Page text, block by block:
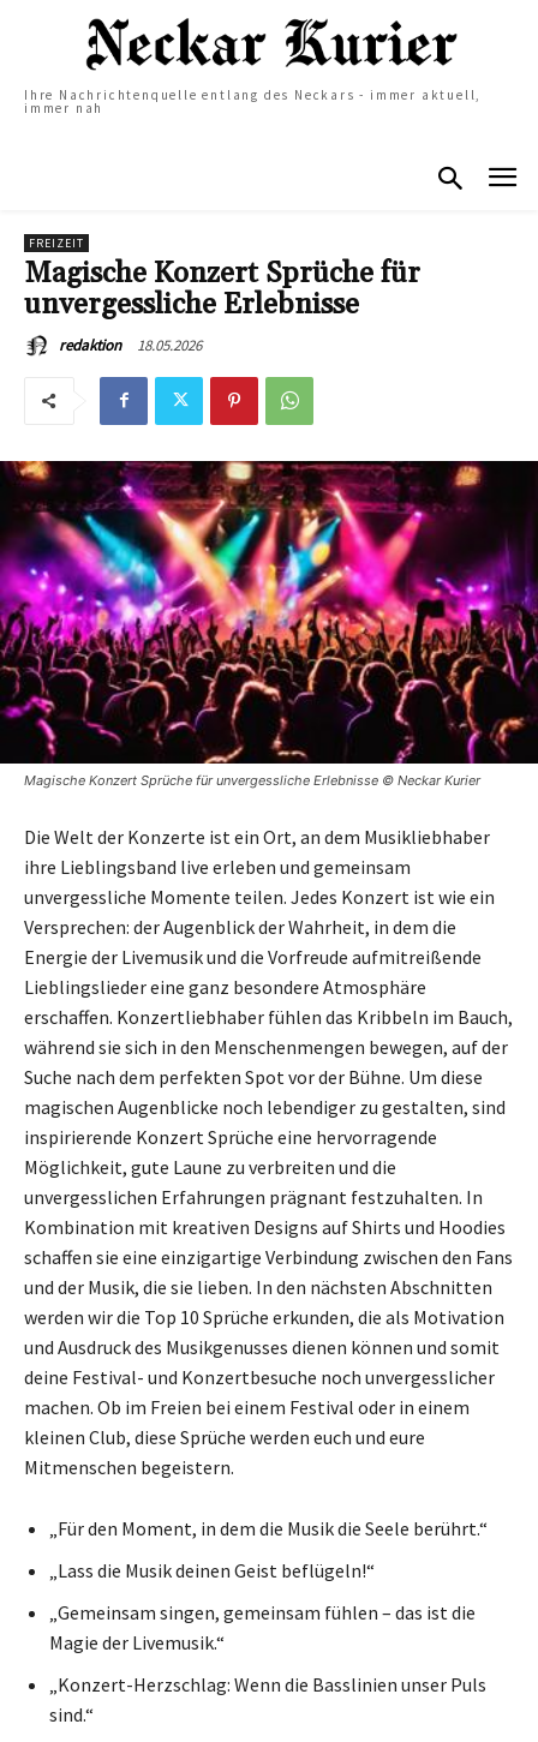
Ihre Nachrichtenquelle entlang des Neckars - immer aktuell,
immer nah
FREIZEIT
Magische Konzert Sprüche für
unvergessliche Erlebnisse
redaktion 18.05.2026
Magische Konzert Sprüche für unvergessliche Erlebnisse © Neckar Kurier
Die Welt der Konzerte ist ein Ort, an dem Musikliebhaber
ihre Lieblingsband live erleben und gemeinsam
unvergessliche Momente teilen. Jedes Konzert ist wie ein
Versprechen: der Augenblick der Wahrheit, in dem die
Energie der Livemusik und die Vorfreude aufmitreißende
Lieblingslieder eine ganz besondere Atmosphäre
erschaffen. Konzertliebhaber fühlen das Kribbeln im Bauch,
während sie sich in den Menschenmengen bewegen, auf der
Suche nach dem perfekten Spot vor der Bühne. Um diese
magischen Augenblicke noch lebendiger zu gestalten, sind
inspirierende Konzert Sprüche eine hervorragende
Möglichkeit, gute Laune zu verbreiten und die
unvergesslichen Erfahrungen prägnant festzuhalten. In
Kombination mit kreativen Designs auf Shirts und Hoodies
schaffen sie eine einzigartige Verbindung zwischen den Fans
und der Musik, die sie lieben. In den nächsten Abschnitten
werden wir die Top 10 Sprüche erkunden, die als Motivation
und Ausdruck des Musikgenusses dienen können und somit
deine Festival- und Konzertbesuche noch unvergesslicher
machen. Ob im Freien bei einem Festival oder in einem
kleinen Club, diese Sprüche werden euch und eure
Mitmenschen begeistern.
„Für den Moment, in dem die Musik die Seele berührt.“
„Lass die Musik deinen Geist beflügeln!“
„Gemeinsam singen, gemeinsam fühlen – das ist die
Magie der Livemusik.“
„Konzert-Herzschlag: Wenn die Basslinien unser Puls
sind.“